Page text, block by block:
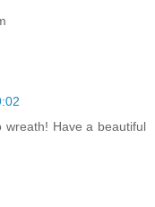
wreath! Have a beautiful